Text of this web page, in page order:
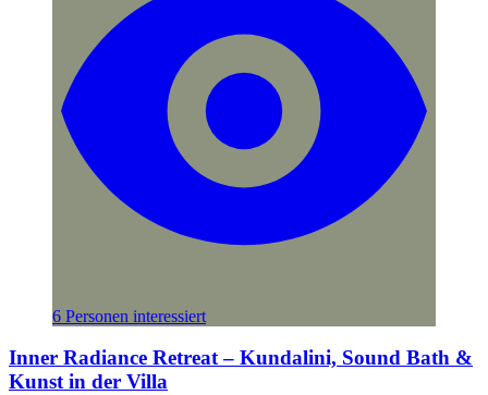
6 Personen interessiert
Inner Radiance Retreat – Kundalini, Sound Bath &
Kunst in der Villa